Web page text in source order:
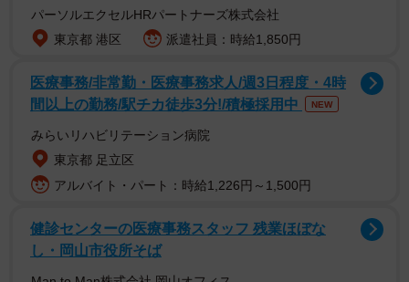
パーソルエクセルHRパートナーズ株式会社
東京都 港区
派遣社員：時給1,850円
医療事務/非常勤・医療事務求人/週3日程度・4時
間以上の勤務/駅チカ徒歩3分!/積極採用中
NEW
みらいリハビリテーション病院
東京都 足立区
アルバイト・パート：時給1,226円～1,500円
健診センターの医療事務スタッフ 残業ほぼな
し・岡山市役所そば